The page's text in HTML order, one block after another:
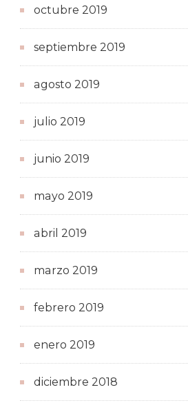
octubre 2019
septiembre 2019
agosto 2019
julio 2019
junio 2019
mayo 2019
abril 2019
marzo 2019
febrero 2019
enero 2019
diciembre 2018